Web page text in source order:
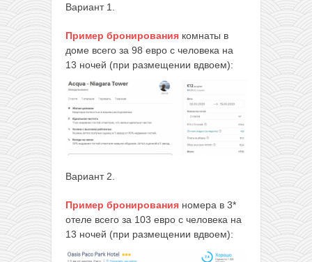
Вариант 1.
Пример бронирования комнаты в
доме всего за 98 евро с человека на
13 ночей (при размещении вдвоем):
Вариант 2.
Пример бронирования номера в 3*
отеле всего за 103 евро с человека на
13 ночей (при размещении вдвоем):